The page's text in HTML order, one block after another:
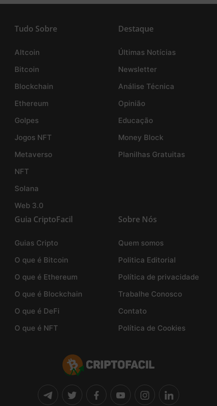
Tudo Sobre
Altcoin
Bitcoin
Blockchain
Ethereum
Golpes
Jogos NFT
Metaverso
NFT
Solana
Web 3.0
Destaque
Últimas Notícias
Newsletter
Análise Técnica
Opinião
Educação
Money Block
Planilhas Gratuitas
Guia CriptoFacil
Guias Cripto
O que é Bitcoin
O que é Ethereum
O que é Blockchain
O que é DeFi
O que é NFT
Sobre Nós
Quem somos
Politica Editorial
Política de privacidade
Trabalhe Conosco
Contato
Política de Cookies